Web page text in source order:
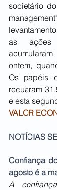
societário
as ações
ontem,
Os papéis
recuaram
e esta
VALOR
NOTÍCIAS
Confiança
agosto é a
A